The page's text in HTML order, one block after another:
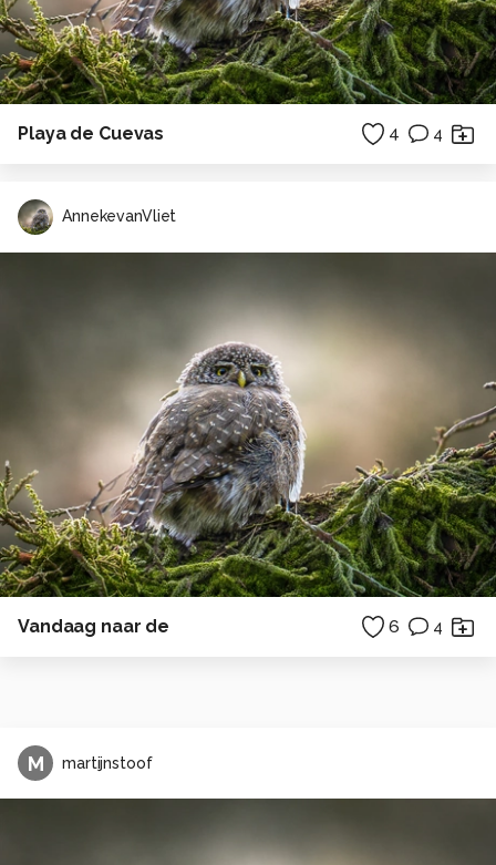
Playa de Cuevas 4 4
AnnekevanVliet
Vandaag naar de 6 4
M martijnstoof